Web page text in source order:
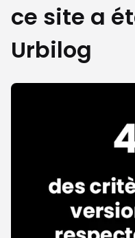
ce site a
Urbilog